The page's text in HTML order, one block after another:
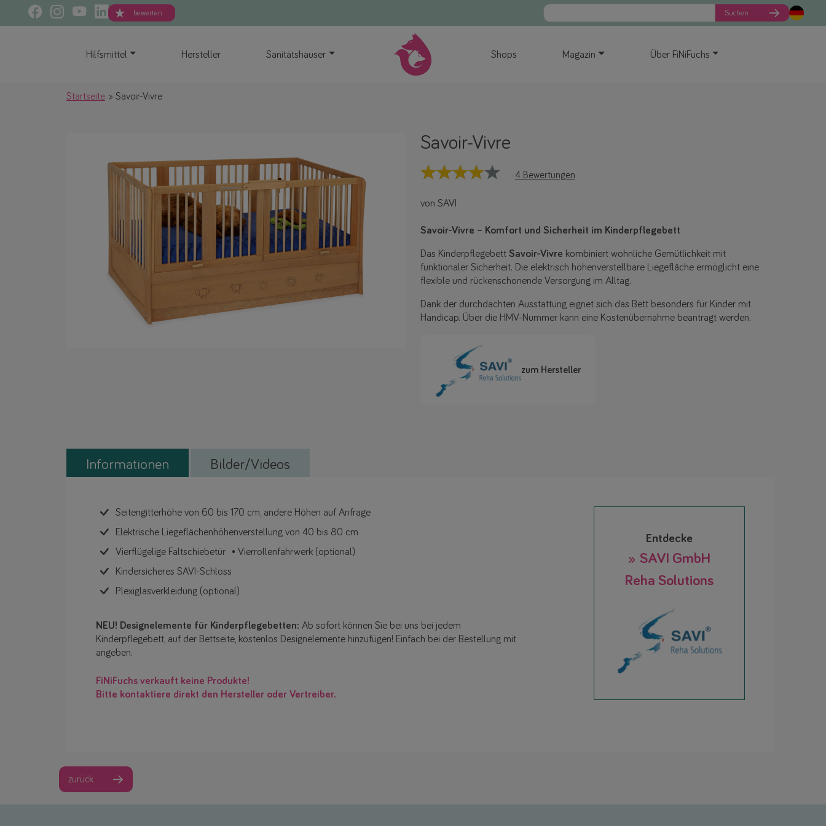
bewerten Suchen
Hilfsmittel Hersteller Sanitätshäuser Shops Magazin Über FiNiFuchs
Startseite Savoir-Vivre
Savoir-Vivre
4 Bewertungen
von SAVI
Savoir-Vivre – Komfort und Sicherheit im Kinderpflegebett
Das Kinderpflegebett Savoir-Vivre kombiniert wohnliche Gemütlichkeit mit
funktionaler Sicherheit. Die elektrisch höhenverstellbare Liegefläche ermöglicht eine
flexible und rückenschonende Versorgung im Alltag.
Dank der durchdachten Ausstattung eignet sich das Bett besonders für Kinder mit
Handicap. Über die HMV-Nummer kann eine Kostenübernahme beantragt werden.
zum Hersteller
Informationen Bilder/Videos
Seitengitterhöhe von 60 bis 170 cm, andere Höhen auf Anfrage
Elektrische Liegeflächenhöhenverstellung von 40 bis 80 cm
Vierflügelige Faltschiebetür • Vierrollenfahrwerk (optional)
Kindersicheres SAVI-Schloss
Plexiglasverkleidung (optional)
NEU! Designelemente für Kinderpflegebetten: Ab sofort können Sie bei uns bei jedem
Kinderpflegebett, auf der Bettseite, kostenlos Designelemente hinzufügen! Einfach bei der Bestellung mit
angeben.
FiNiFuchs verkauft keine Produkte!
Bitte kontaktiere direkt den Hersteller oder Vertreiber.
Entdecke
» SAVI GmbH
Reha Solutions
zurück